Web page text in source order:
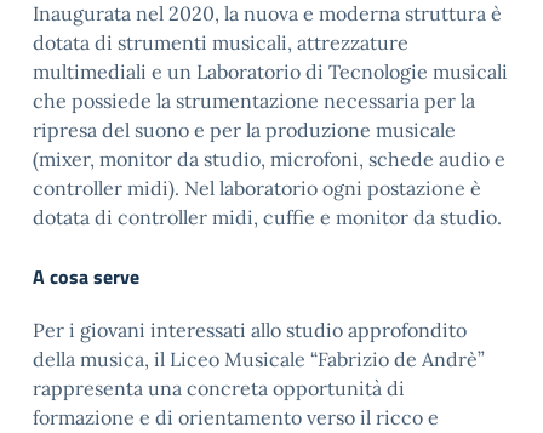
Inaugurata nel 2020, la nuova e moderna struttura è
dotata di strumenti musicali, attrezzature
multimediali e un Laboratorio di Tecnologie musicali
che possiede la strumentazione necessaria per la
ripresa del suono e per la produzione musicale
(mixer, monitor da studio, microfoni, schede audio e
controller midi). Nel laboratorio ogni postazione è
dotata di controller midi, cuffie e monitor da studio.
A cosa serve
Per i giovani interessati allo studio approfondito
della musica, il Liceo Musicale “Fabrizio de Andrè”
rappresenta una concreta opportunità di
formazione e di orientamento verso il ricco e